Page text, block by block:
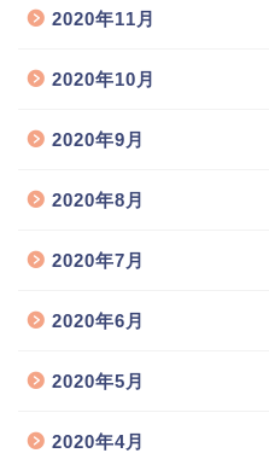
2020年11月
2020年10月
2020年9月
2020年8月
2020年7月
2020年6月
2020年5月
2020年4月